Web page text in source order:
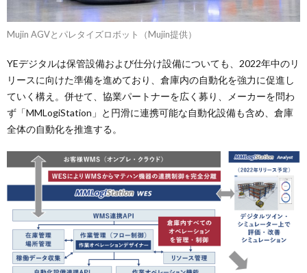
Mujin AGVとパレタイズロボット（Mujin提供）
YEデジタルは保管設備および仕分け設備についても、2022年中のリ
リースに向けた準備を進めており、倉庫内の自動化を強力に促進し
ていく構え。併せて、協業パートナーを広く募り、メーカーを問わ
ず「MMLogiStation」と円滑に連携可能な自動化設備も含め、倉庫
全体の自動化を推進する。